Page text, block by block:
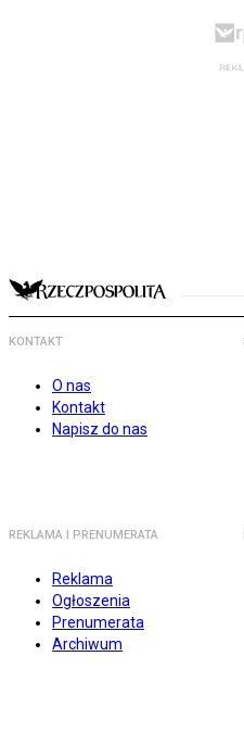
KONTAKT
O nas
Kontakt
Napisz do nas
REKLAMA I PRENUMERATA
Reklama
Ogłoszenia
Prenumerata
Archiwum